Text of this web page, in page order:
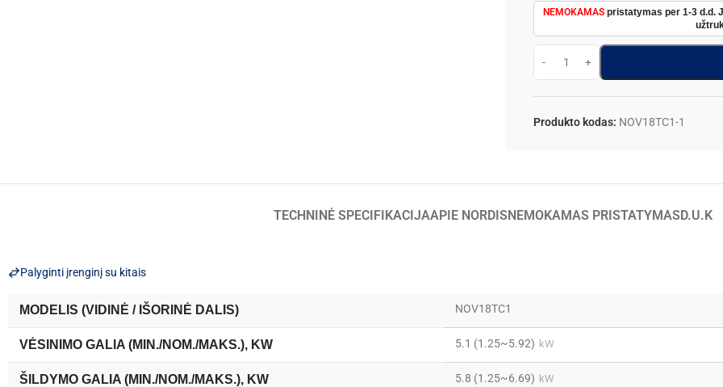
NEMOKAMAS pristatymas per 1-3 d.d.
Produkto kodas: NOV18TC1-1
TECHNINĖ SPECIFIKACIJAAPIE NORDIS NEMOKAMAS PRISTATYMAS D.U.K
Palyginti įrenginį su kitais
MODELIS (VIDINĖ / IŠORINĖ DALIS) NOV18TC1
VĖSINIMO GALIA (MIN./NOM./MAKS.), KW 5.1 (1.25~5.92) kW
ŠILDYMO GALIA (MIN./NOM./MAKS.), KW 5.8 (1.25~6.69) kW